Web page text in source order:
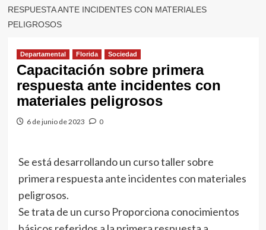
RESPUESTA ANTE INCIDENTES CON MATERIALES
PELIGROSOS
Departamental Florida Sociedad
Capacitación sobre primera
respuesta ante incidentes con
materiales peligrosos
6 de junio de 2023 0
Se está desarrollando un curso taller sobre
primera respuesta ante incidentes con materiales
peligrosos.
Se trata de un curso Proporciona conocimientos